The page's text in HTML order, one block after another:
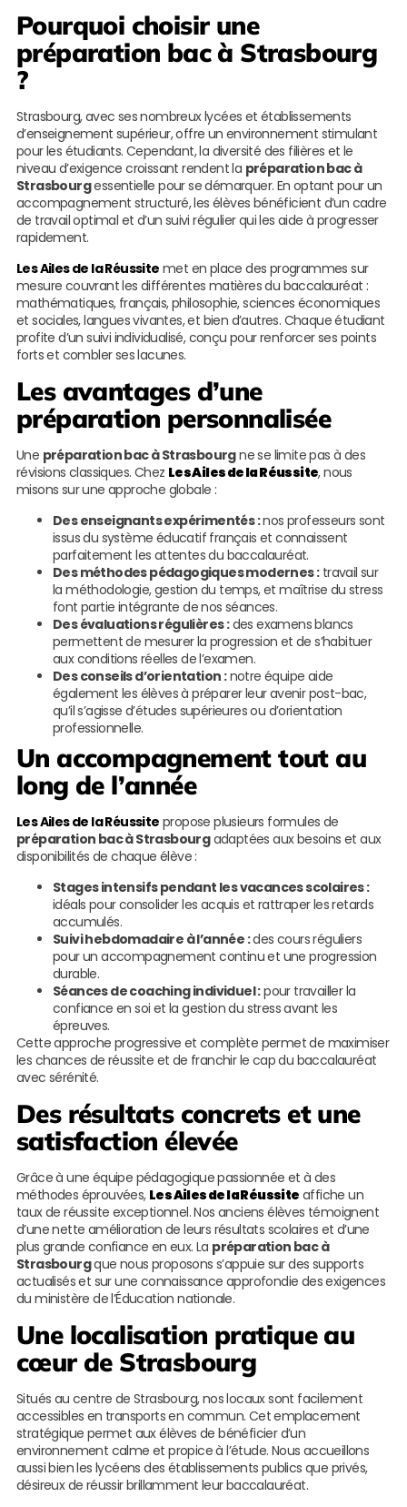
Pourquoi choisir une
préparation bac à Strasbourg
?
Strasbourg, avec ses nombreux lycées et établissements
d’enseignement supérieur, offre un environnement stimulant
pour les étudiants. Cependant, la diversité des filières et le
niveau d’exigence croissant rendent la préparation bac à
Strasbourgessentielle pour se démarquer. En optant pour un
accompagnement structuré, les élèves bénéficient d’un cadre
de travail optimal et d’un suivi régulier qui les aide à progresser
rapidement.
Les Ailes de la Réussite met en place des programmes sur
mesure couvrant les différentes matières du baccalauréat :
mathématiques, français, philosophie, sciences économiques
et sociales, langues vivantes, et bien d’autres. Chaque étudiant
profite d’un suivi individualisé, conçu pour renforcer ses points
forts et combler ses lacunes.
Les avantages d’une
préparation personnalisée
Une préparation bac à Strasbourgne se limite pas à des
révisions classiques. Chez Les Ailes de la Réussite, nous
misons sur une approche globale :
Des enseignants expérimentés :nos professeurs sont
issus du système éducatif français et connaissent
parfaitement les attentes du baccalauréat.
Des méthodes pédagogiques modernes :travail sur
la méthodologie, gestion du temps, et maîtrise du stress
font partie intégrante de nos séances.
Des évaluations régulières :des examens blancs
permettent de mesurer la progression et de s’habituer
aux conditions réelles de l’examen.
Des conseils d’orientation :notre équipe aide
également les élèves à préparer leur avenir post-bac,
qu’il s’agisse d’études supérieures ou d’orientation
professionnelle.
Un accompagnement tout au
long de l’année
Les Ailes de la Réussite propose plusieurs formules de
préparation bac à Strasbourgadaptées aux besoins et aux
disponibilités de chaque élève :
Stages intensifs pendant les vacances scolaires :
idéals pour consolider les acquis et rattraper les retards
accumulés.
Suivi hebdomadaire à l’année :des cours réguliers
pour un accompagnement continu et une progression
durable.
Séances de coaching individuel :pour travailler la
confiance en soi et la gestion du stress avant les
épreuves.
Cette approche progressive et complète permet de maximiser
les chances de réussite et de franchir le cap du baccalauréat
avec sérénité.
Des résultats concrets et une
satisfaction élevée
Grâce à une équipe pédagogique passionnée et à des
méthodes éprouvées, Les Ailes de la Réussite affiche un
taux de réussite exceptionnel. Nos anciens élèves témoignent
d’une nette amélioration de leurs résultats scolaires et d’une
plus grande confiance en eux. La préparation bac à
Strasbourgque nous proposons s’appuie sur des supports
actualisés et sur une connaissance approfondie des exigences
du ministère de l’Éducation nationale.
Une localisation pratique au
cœur de Strasbourg
Situés au centre de Strasbourg, nos locaux sont facilement
accessibles en transports en commun. Cet emplacement
stratégique permet aux élèves de bénéficier d’un
environnement calme et propice à l’étude. Nous accueillons
aussi bien les lycéens des établissements publics que privés,
désireux de réussir brillamment leur baccalauréat.